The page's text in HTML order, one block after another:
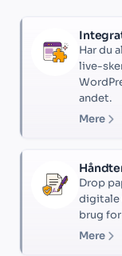
Har du
live-
andet.
Mere
Drop
digitale
brug for
Mere